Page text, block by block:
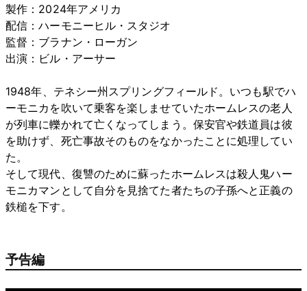
製作：2024年アメリカ
配信：ハーモニーヒル・スタジオ
監督：ブラナン・ローガン
出演：ビル・アーサー
1948年、テネシー州スプリングフィールド。いつも駅でハ
ーモニカを吹いて乗客を楽しませていたホームレスの老人
が列車に轢かれて亡くなってしまう。保安官や鉄道員は彼
を助けず、死亡事故そのものをなかったことに処理してい
た。
そして現代、復讐のために蘇ったホームレスは殺人鬼ハー
モニカマンとして自分を見捨てた者たちの子孫へと正義の
鉄槌を下す。
予告編